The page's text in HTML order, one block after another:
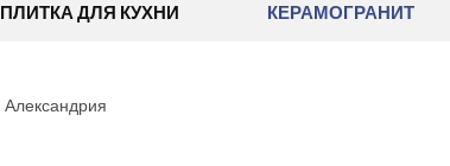
ПЛИТКА ДЛЯ КУХНИ КЕРАМОГРАНИТ
Александрия